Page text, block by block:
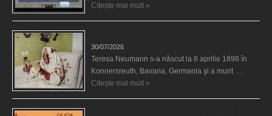
Citește mai mult »
30/07/2026
Teresa Neumann s-a născut la 8 aprilie 1898 în
Konnersreuth, Bavaria, Germania şi a murit …
Citește mai mult »